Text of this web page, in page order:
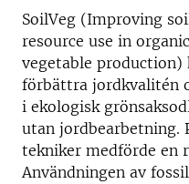
SoilVeg (Improving
resource use in
vegetable production)
förbättra jordkvalitén
i ekologisk
utan jordbearbetning.
tekniker medförde en
Användningen av